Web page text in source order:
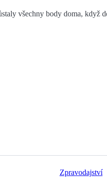
všechny body doma, když
Zpravodajství